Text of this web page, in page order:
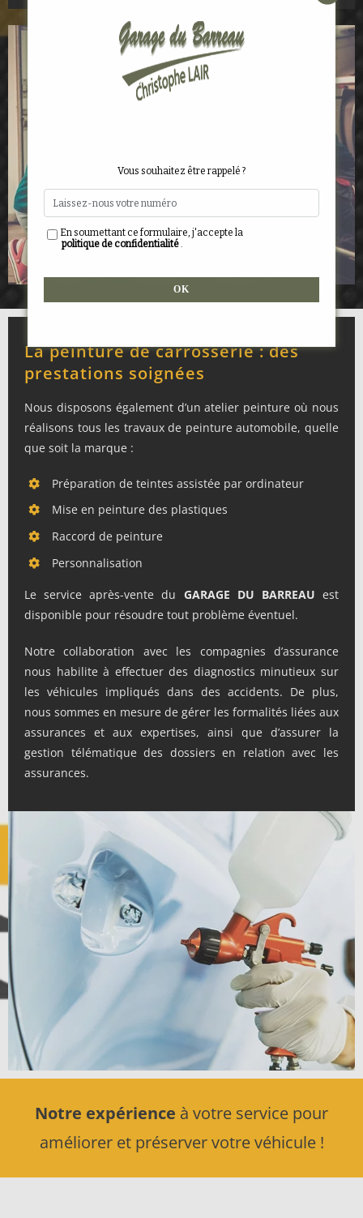
La peinture de carrosserie : des
prestations soignées
Nous disposons également d’un atelier peinture où nous
réalisons tous les travaux de peinture automobile, quelle
que soit la marque :
Préparation de teintes assistée par ordinateur
Mise en peinture des plastiques
Raccord de peinture
Personnalisation
Le service après-vente du GARAGE DU BARREAU est
disponible pour résoudre tout problème éventuel.
Notre collaboration avec les compagnies d’assurance
nous habilite à effectuer des diagnostics minutieux sur
les véhicules impliqués dans des accidents. De plus,
nous sommes en mesure de gérer les formalités liées aux
assurances et aux expertises, ainsi que d’assurer la
gestion télématique des dossiers en relation avec les
assurances.
Notre expérience à votre service pour
améliorer et préserver votre véhicule !
Vous souhaitez être rappelé ?
En soumettant ce formulaire, j'accepte la
politique de confidentialité.